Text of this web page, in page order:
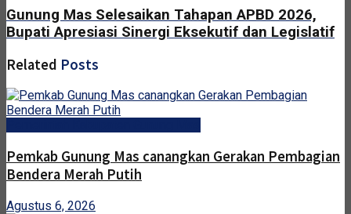
Gunung Mas Selesaikan Tahapan APBD 2026,
Bupati Apresiasi Sinergi Eksekutif dan Legislatif
Related Posts
Pemkab Gunung Mas canangkan Gerakan Pembagian
Bendera Merah Putih
Agustus 6, 2026